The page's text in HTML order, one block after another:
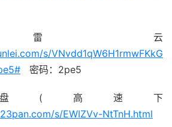
云
s/VNvdd1qW6H1rmwFKkG
密码：2pe5
盘(高速下
s/EWIZVv-NtTnH.html